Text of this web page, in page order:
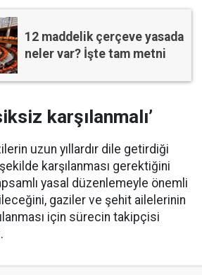
12 maddelik çerçeve yasada
neler var? İşte tam metni
karşılanmalı’
uzun yıllardır dile getirdiği
karşılanması gerektiğini
yasal düzenlemeyle önemli
gaziler ve şehit ailelerinin
için sürecin takipçisi